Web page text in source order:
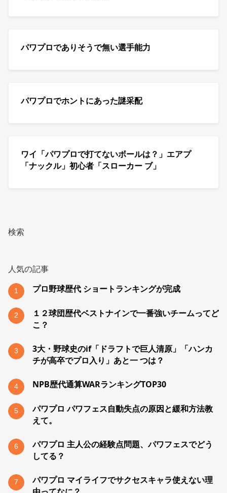
パワプロでありそうで無い選手能力
パワプロでホントにあった謎采配
ワイ「パワプロで打てないボールは？」エアプ
「ナックル」初心者「スローカー ブ」
検索
人気の記事
1 プロ野球歴代 ショートランキングが完成
2
１２球団歴代ベストナインで一番強いチームってど
こ？
3
3大・野球史のif「ドラフトで巨人清原」「ハンカ
チが高卒でプロ入り」あと一 つは？
4 NPB歴代通算WARランキングTOP30
5
パワプロ パワフェス自動失点の原因と緩和方法教
えて。
6
パワプロ 主人公の経験点問題、パワフェスでどう
してる？
7
パワプロ マイライフでサクセスキャラ使えない理